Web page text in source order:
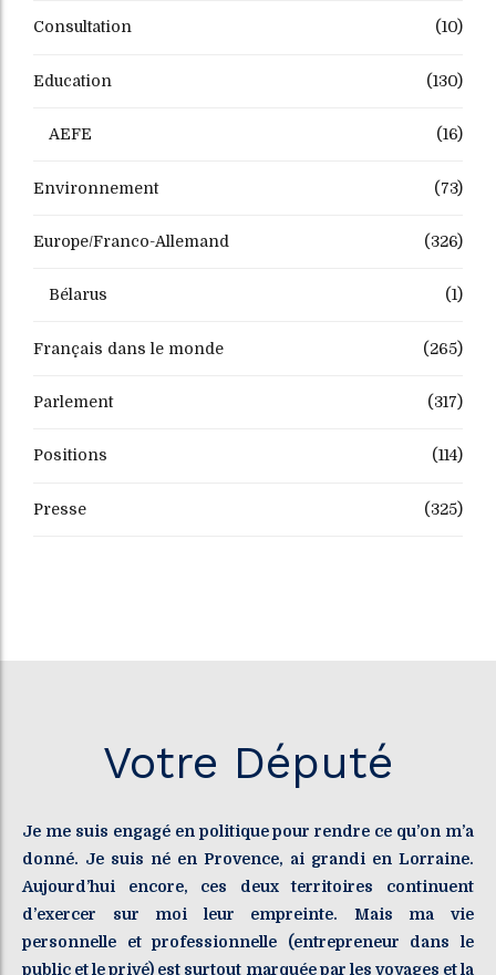
Consultation (10)
Education (130)
AEFE (16)
Environnement (73)
Europe/Franco-Allemand (326)
Bélarus (1)
Français dans le monde (265)
Parlement (317)
Positions (114)
Presse (325)
Votre Député
Je me suis engagé en politique pour rendre ce qu’on m’a
donné. Je suis né en Provence, ai grandi en Lorraine.
Aujourd’hui encore, ces deux territoires continuent
d’exercer sur moi leur empreinte. Mais ma vie
personnelle et professionnelle (entrepreneur dans le
public et le privé) est surtout marquée par les voyages et la